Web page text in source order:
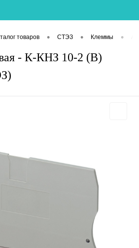
товаров • СТЭЗ • Клеммы •
- К-КНЗ 10-2 (В)